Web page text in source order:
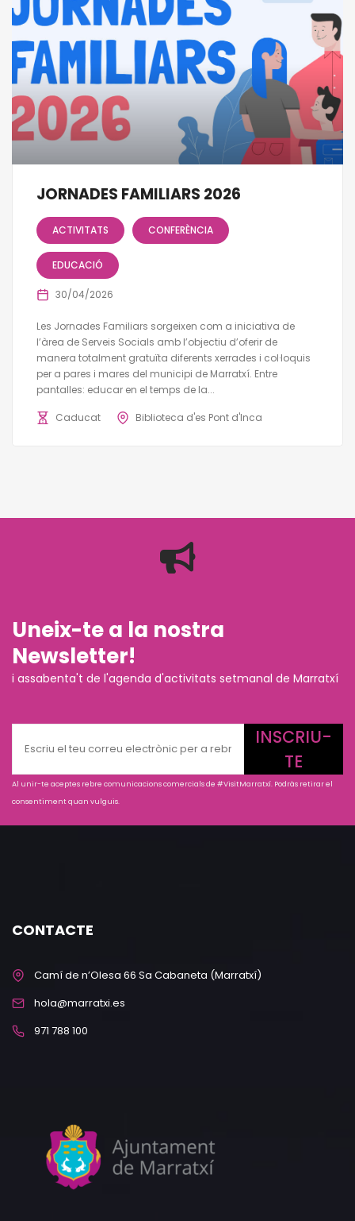
JORNADES FAMILIARS 2026
ACTIVITATS CONFERÈNCIA
EDUCACIÓ
30/04/2026
Les Jornades Familiars sorgeixen com a iniciativa de
l’àrea de Serveis Socials amb l’objectiu d’oferir de
manera totalment gratuïta diferents xerrades i col·loquis
per a pares i mares del municipi de Marratxí. Entre
pantalles: educar en el temps de la...
Caducat Biblioteca d'es Pont d'Inca
Uneix-te a la nostra
Newsletter!
i assabenta't de l'agenda d'activitats setmanal de Marratxí
INSCRIU-
TE
Al unir-te aceptes rebre comunicacions comercials de #VisitMarratxí. Podràs retirar el
consentiment quan vulguis.
CONTACTE
Camí de n’Olesa 66 Sa Cabaneta (Marratxí)
hola@marratxi.es
971 788 100